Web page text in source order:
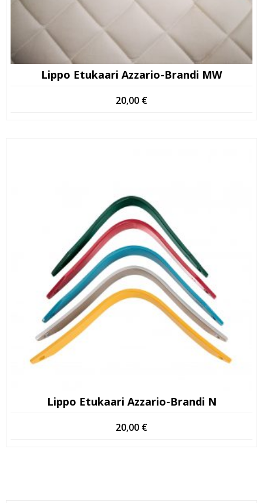
Lippo Etukaari Azzario-Brandi MW
20,00 €
Lippo Etukaari Azzario-Brandi N
20,00 €